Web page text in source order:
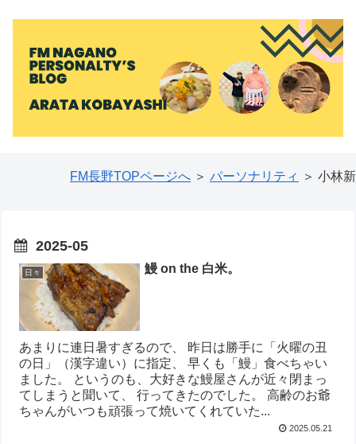
FM長野TOPページへ ＞ パーソナリティ ＞ 小林新
2025-05
日々 鰻 on the 白米。
あまりに連日暑すぎるので、 昨日は勝手に「火曜の丑
の日」（漢字違い）に指定、 早くも「鰻」食べちゃい
ました。 というのも、大好きな鰻屋さんが近々閉まっ
てしまうと聞いて、 行ってきたのでした。 高齢のお爺
ちゃんがいつも頑張って焼いてくれていた...
2025.05.21